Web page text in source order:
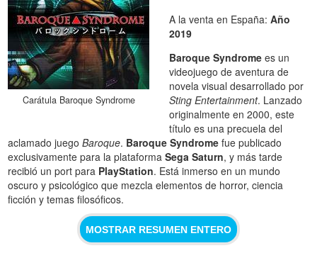
Carátula Baroque Syndrome
A la venta en España:Año
2019
Baroque Syndrome es un
videojuego de aventura de
novela visual desarrollado por
Sting Entertainment. Lanzado
originalmente en 2000, este
título es una precuela del
aclamado juegoBaroque. Baroque Syndrome fue publicado
exclusivamente para la plataformaSega Saturn, y más tarde
recibió un port para PlayStation. Está inmerso en un mundo
oscuro y psicológico que mezcla elementos de horror, ciencia
ficción y temas filosóficos.
MOSTRAR RESUMEN ENTERO